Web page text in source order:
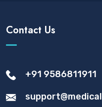
Contact Us
+91 9586811911